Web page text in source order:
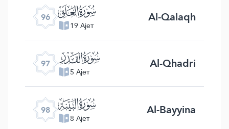
96 ﰍ
19 Ајет Al-Qalaqh
97 ﰎ
5 Ајет Al-Qhadri
98 ﰏ
8 Ајет Al-Bayyina